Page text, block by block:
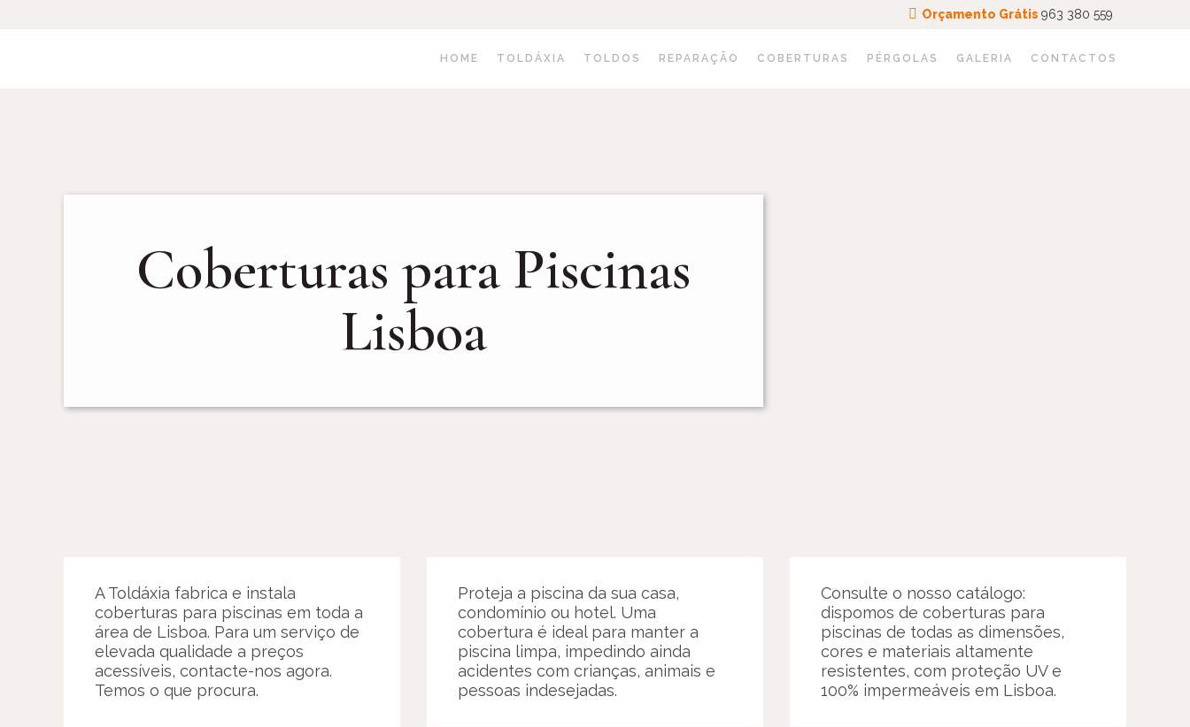
Orçamento Grátis 963 380 559
HOME TOLDÁXIA TOLDOS REPARAÇÃO COBERTURAS PÉRGOLAS GALERIA CONTACTOS
Coberturas para Piscinas
Lisboa
A Toldáxia fabrica e instala
coberturas para piscinas em toda a
área de Lisboa. Para um serviço de
elevada qualidade a preços
acessíveis, contacte-nos agora.
Temos o que procura.
Proteja a piscina da sua casa,
condomínio ou hotel. Uma
cobertura é ideal para manter a
piscina limpa, impedindo ainda
acidentes com crianças, animais e
pessoas indesejadas.
Consulte o nosso catálogo:
dispomos de coberturas para
piscinas de todas as dimensões,
cores e materiais altamente
resistentes, com proteção UV e
100% impermeáveis em Lisboa.